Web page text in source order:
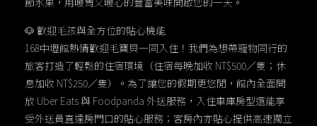
🐶 歡迎毛孩與全方位的貼心機能
168中壢館熱情歡迎毛寶貝一同入住！我們為想帶寵物同行的
旅客打造了輕鬆的住宿環境（住宿每晚加收 NT$500／隻；休
息加收 NT$250／隻）。為了讓您的假期更悠閒，館內全面開
放 Uber Eats 與 Foodpanda 外送服務，入住車庫房型還能享
受外送員直達房門口的貼心服務；客房內亦貼心提供高速獨立